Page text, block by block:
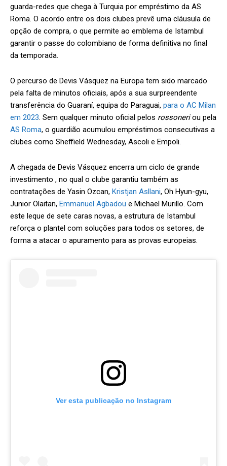
guarda-redes que chega à Turquia por empréstimo da AS
Roma. O acordo entre os dois clubes prevê uma cláusula de
opção de compra, o que permite ao emblema de Istambul
garantir o passe do colombiano de forma definitiva no final
da temporada.
O percurso de Devis Vásquez na Europa tem sido marcado
pela falta de minutos oficiais, após a sua surpreendente
transferência do Guaraní, equipa do Paraguai, para o AC Milan
em 2023. Sem qualquer minuto oficial pelos rossoneriou pela
AS Roma, o guardião acumulou empréstimos consecutivas a
clubes como Sheffield Wednesday, Ascoli e Empoli.
A chegada de Devis Vásquez encerra um ciclo de grande
investimento , no qual o clube garantiu também as
contratações de Yasin Ozcan, Kristjan Asllani, Oh Hyun-gyu,
Junior Olaitan, Emmanuel Agbadou e Michael Murillo. Com
este leque de sete caras novas, a estrutura de Istambul
reforça o plantel com soluções para todos os setores, de
forma a atacar o apuramento para as provas europeias.
Ver esta publicação no Instagram